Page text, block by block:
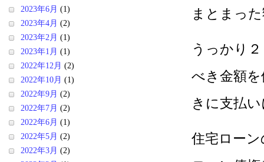
まとまっ
うっかり
べき金額
きに支払
住宅ロー
2023年6月 (1)
2023年4月 (2)
2023年2月 (1)
2023年1月 (1)
2022年12月 (2)
2022年10月 (1)
2022年9月 (2)
2022年7月 (2)
2022年6月 (1)
2022年5月 (2)
2022年3月 (2)